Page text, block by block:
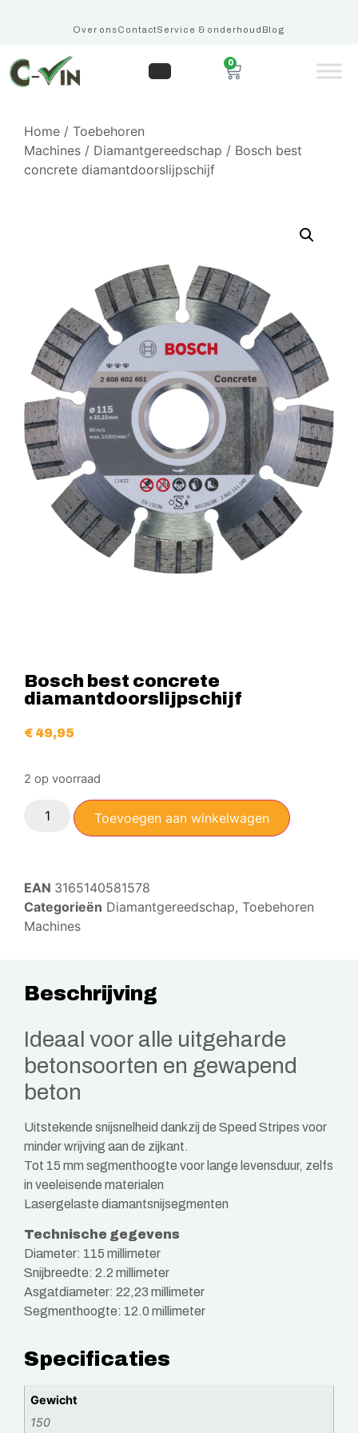
Over onsContactService & onderhoudBlog
0
Home / Toebehoren
Machines / Diamantgereedschap / Bosch best
concrete diamantdoorslijpschijf
Bosch best concrete
diamantdoorslijpschijf
€49,95
2 op voorraad
Toevoegen aan winkelwagen
EAN 3165140581578
Categorieën Diamantgereedschap, Toebehoren
Machines
Beschrijving
Ideaal voor alle uitgeharde
betonsoorten en gewapend
beton
Uitstekende snijsnelheid dankzij de Speed Stripes voor
minder wrijving aan de zijkant.
Tot 15 mm segmenthoogte voor lange levensduur, zelfs
in veeleisende materialen
Lasergelaste diamantsnijsegmenten
Technische gegevens
Diameter: 115 millimeter
Snijbreedte: 2.2 millimeter
Asgatdiameter: 22,23 millimeter
Segmenthoogte: 12.0 millimeter
Specificaties
Gewicht
150